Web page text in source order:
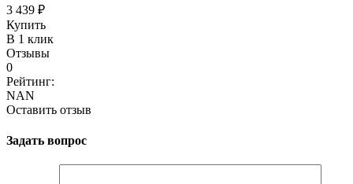
3 439 ₽
Купить
В 1 клик
Отзывы
0
Рейтинг:
NAN
Оставить отзыв
Задать вопрос